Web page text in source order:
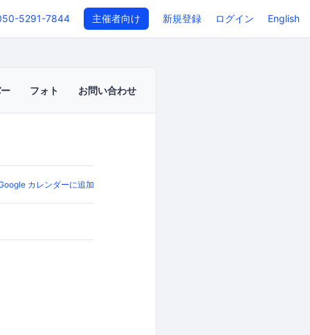
5291-7844 主催者向け 新規登録 ログイン English
フォト お問い合わせ
カレンダーに追加